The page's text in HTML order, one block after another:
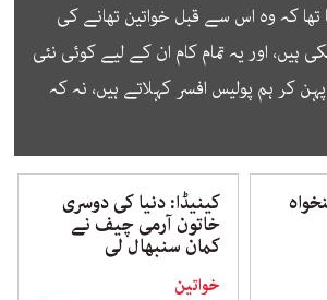
تھا کہ وہ اس سے قبل خواتین تھانے کی
ہیں، اور یہ تمام کام ان کے لیے کوئی نئی
پہن کر ہم پولیس افسر کہلاتے ہیں، نہ کہ
کینیڈا: دنیا کی دوسری
خاتون آرمی چیف نے
کمان سنبھال لی
خواتین